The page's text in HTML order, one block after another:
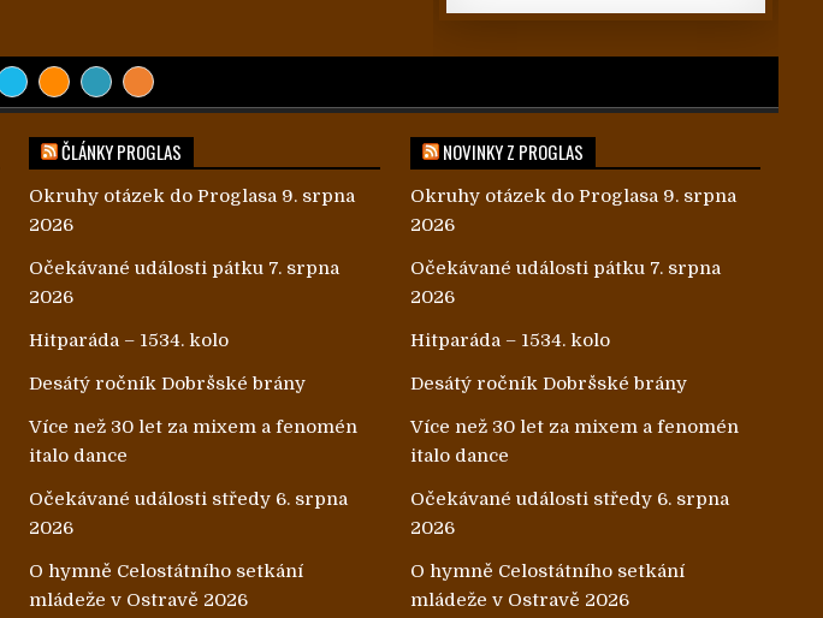
ČLÁNKY PROGLAS
Okruhy otázek do Proglasa 9. srpna
2026
Očekávané události pátku 7. srpna
2026
Hitparáda – 1534. kolo
Desátý ročník Dobršské brány
Více než 30 let za mixem a fenomén
italo dance
Očekávané události středy 6. srpna
2026
O hymně Celostátního setkání
mládeže v Ostravě 2026
NOVINKY Z PROGLAS
Okruhy otázek do Proglasa 9. srpna
2026
Očekávané události pátku 7. srpna
2026
Hitparáda – 1534. kolo
Desátý ročník Dobršské brány
Více než 30 let za mixem a fenomén
italo dance
Očekávané události středy 6. srpna
2026
O hymně Celostátního setkání
mládeže v Ostravě 2026